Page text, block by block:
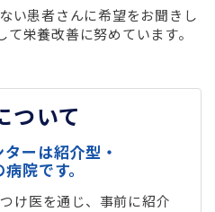
い患者さんに希望をお聞きし
栄養改善に努めています。
ついて
ーは紹介型・
院です。
け医を通じ、事前に紹介